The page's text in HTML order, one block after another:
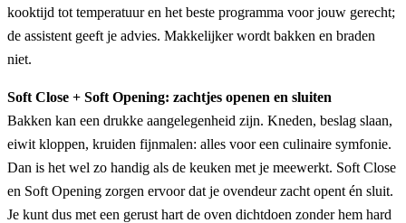
kooktijd tot temperatuur en het beste programma voor jouw gerecht;
de assistent geeft je advies. Makkelijker wordt bakken en braden
niet.
Soft Close + Soft Opening: zachtjes openen en sluiten
Bakken kan een drukke aangelegenheid zijn. Kneden, beslag slaan,
eiwit kloppen, kruiden fijnmalen: alles voor een culinaire symfonie.
Dan is het wel zo handig als de keuken met je meewerkt. Soft Close
en Soft Opening zorgen ervoor dat je ovendeur zacht opent én sluit.
Je kunt dus met een gerust hart de oven dichtdoen zonder hem hard